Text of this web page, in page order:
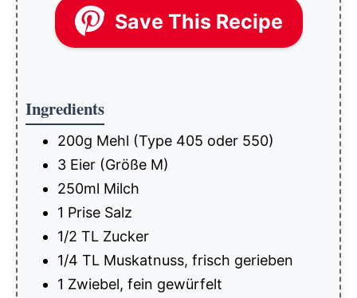
Save This Recipe
Ingredients
200g Mehl (Type 405 oder 550)
3 Eier (Größe M)
250ml Milch
1 Prise Salz
1/2 TL Zucker
1/4 TL Muskatnuss, frisch gerieben
1 Zwiebel, fein gewürfelt